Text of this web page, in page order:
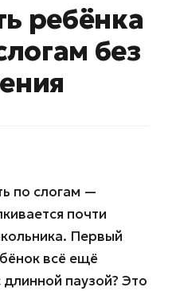
ребёнка
без
по слогам —
почти
Первый
всё ещё
длинной паузой? Это